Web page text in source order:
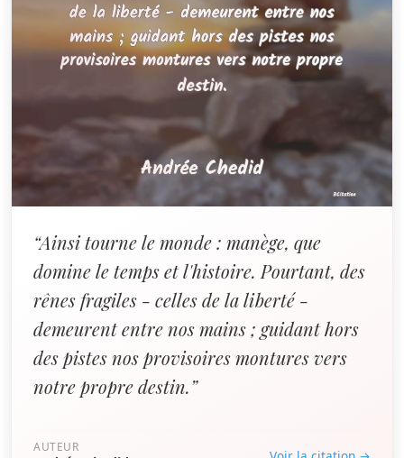
“Ainsi tourne le monde : manège, que
domine le temps et l'histoire. Pourtant, des
rênes fragiles - celles de la liberté -
demeurent entre nos mains ; guidant hors
des pistes nos provisoires montures vers
notre propre destin.”
AUTEUR